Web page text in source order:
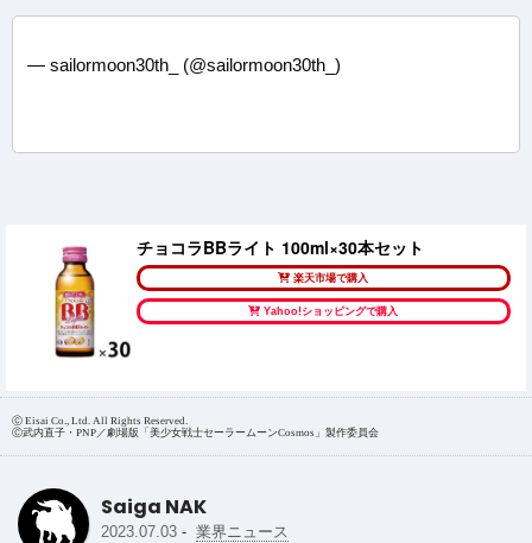
— sailormoon30th_ (@sailormoon30th_)
チョコラBBライト 100ml×30本セット
楽天市場で購入
Yahoo!ショッピングで購入
Ⓒ Eisai Co., Ltd. All Rights Reserved.
Ⓒ武内直子・PNP／劇場版「美少女戦士セーラームーンCosmos」製作委員会
Saiga NAK
2023.07.03 - 業界ニュース